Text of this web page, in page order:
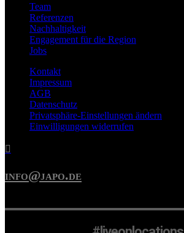
Team
Referenzen
Nachhaltigkeit
Engagement für die Region
Jobs
Kontakt
Impressum
AGB
Datenschutz
Privatsphäre-Einstellungen ändern
Einwilligungen widerrufen

info@japo.de